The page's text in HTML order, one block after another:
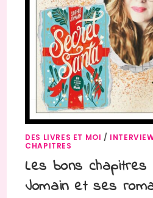
DES LIVRES ET MOI /
CHAPITRES
Les bons
Jomain et ses